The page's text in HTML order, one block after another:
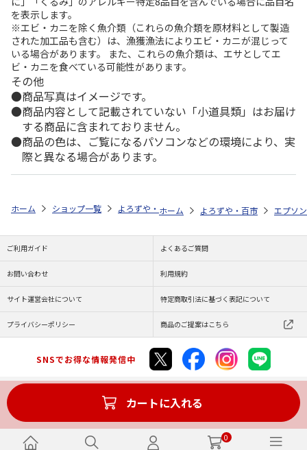
0
を表示します。
※エビ・カニを除く魚介類（これらの魚介類を原材料として製造
された加工品も含む）は、漁獲漁法によりエビ・カニが混じって
いる場合があります。 また、これらの魚介類は、エサとしてエ
ビ・カニを食べている可能性があります。
その他
商品写真はイメージです。
商品内容として記載されていない「小道具類」はお届け
する商品に含まれておりません。
商品の色は、ご覧になるパソコンなどの環境により、実
際と異なる場合があります。
カートに入れる
ホーム ショップ一覧 よろずや・百市 エコリカ エプソン ＴＡＫ－
ホーム よろずや・百市 エプソン
ご利用ガイド よくあるご質問
お問い合わせ 利用規約
サイト運営会社について 特定商取引法に基づく表記について
プライバシーポリシー 商品のご提案はこちら
SNSでお得な情報発信中